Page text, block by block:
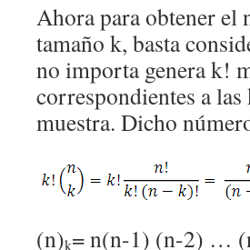
Ahora para obtener el
tamaño k, basta
no importa genera k!
correspondientes a
muestra. Dicho
(n)k= n(n-1) (n-2) …